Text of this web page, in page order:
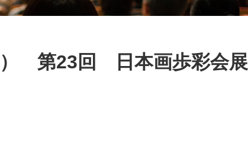
） 第23回 日本画歩彩会展